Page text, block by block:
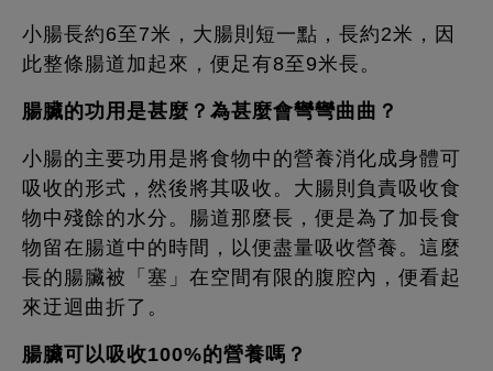
小腸長約6至7米，大腸則短一點，長約2米，因
此整條腸道加起來，便足有8至9米長。
腸臟的功用是甚麼？為甚麼會彎彎曲曲？
小腸的主要功用是將食物中的營養消化成身體可
吸收的形式，然後將其吸收。大腸則負責吸收食
物中殘餘的水分。腸道那麼長，便是為了加長食
物留在腸道中的時間，以便盡量吸收營養。這麼
長的腸臟被「塞」在空間有限的腹腔內，便看起
來迂迴曲折了。
腸臟可以吸收100%的營養嗎？